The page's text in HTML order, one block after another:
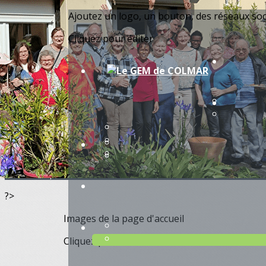
Exporter les lignes sélectionnées
Exporter toutes les colonnes
Exporter uniquement les colonnes affichées
Menu
<
>
Actualités
Présentation
Equipe
Infos pratiques
Nos partenaires
Ajoutez un logo, un bouton, des réseaux
Cliquez pour éditer
?>
Images de la page d'accueil
Cliquez pour éditer